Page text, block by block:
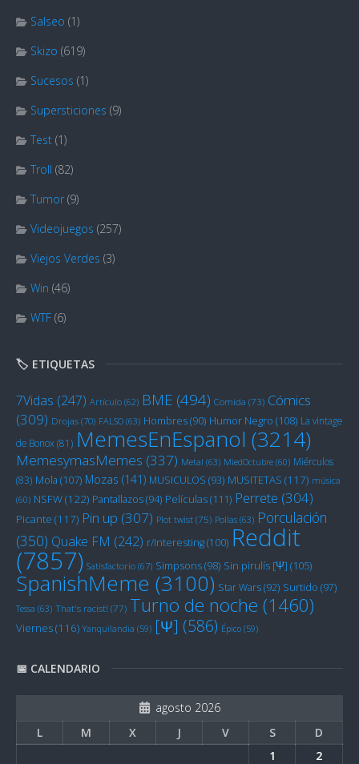
Salseo (1)
Skizo (619)
Sucesos (1)
Supersticiones (9)
Test (1)
Troll (82)
Tumor (9)
Videojuegos (257)
Viejos Verdes (3)
Win (46)
WTF (6)
🏷️ ETIQUETAS
7Vidas (247) Artículo (62) BME (494) Comida (73) Cómics
(309) Drojas (70) FALSO (63) Hombres(90) Humor Negro (108) La vintage
de Bonox(81) MemesEnEspanol (3214)
MemesymasMemes (337) Metal (63) MiedOctubre (60) Miérculos
(83) Mola (107) Mozas (141) MUSICULOS (93) MUSITETAS (117) música
(60) NSFW(122) Pantallazos(94) Películas(111) Perrete (304)
Picante (117) Pin up (307) Plot twist (75) Pollas (63) Porculación
(350) Quake FM (242) r/Interesting(100) Reddit
(7857) Satisfactorio (67) Simpsons(98) Sin pirulís [Ψ] (105)
SpanishMeme (3100) Star Wars(92) Surtido (97)
Tessa (63) That's racist! (77) Turno de noche (1460)
Viernes(116) Yanquilandia (59) [Ψ] (586) Épico (59)
📅 CALENDARIO
agosto 2026
L
M X J V S
D
1
2